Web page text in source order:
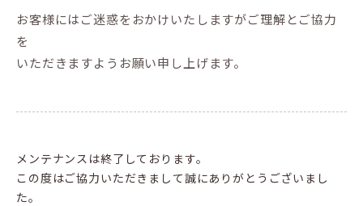
お客様にはご迷惑をおかけいたしますがご理解とご協力
を
いただきますようお願い申し上げます。
メンテナンスは終了しております。
この度はご協力いただきまして誠にありがとうございまし
た。